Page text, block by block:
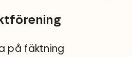
på fäktning